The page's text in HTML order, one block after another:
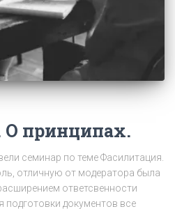
О принципах.
семинар по теме Фасилитация.
отличную от модератора была
ответсвенности
подготовки документов все